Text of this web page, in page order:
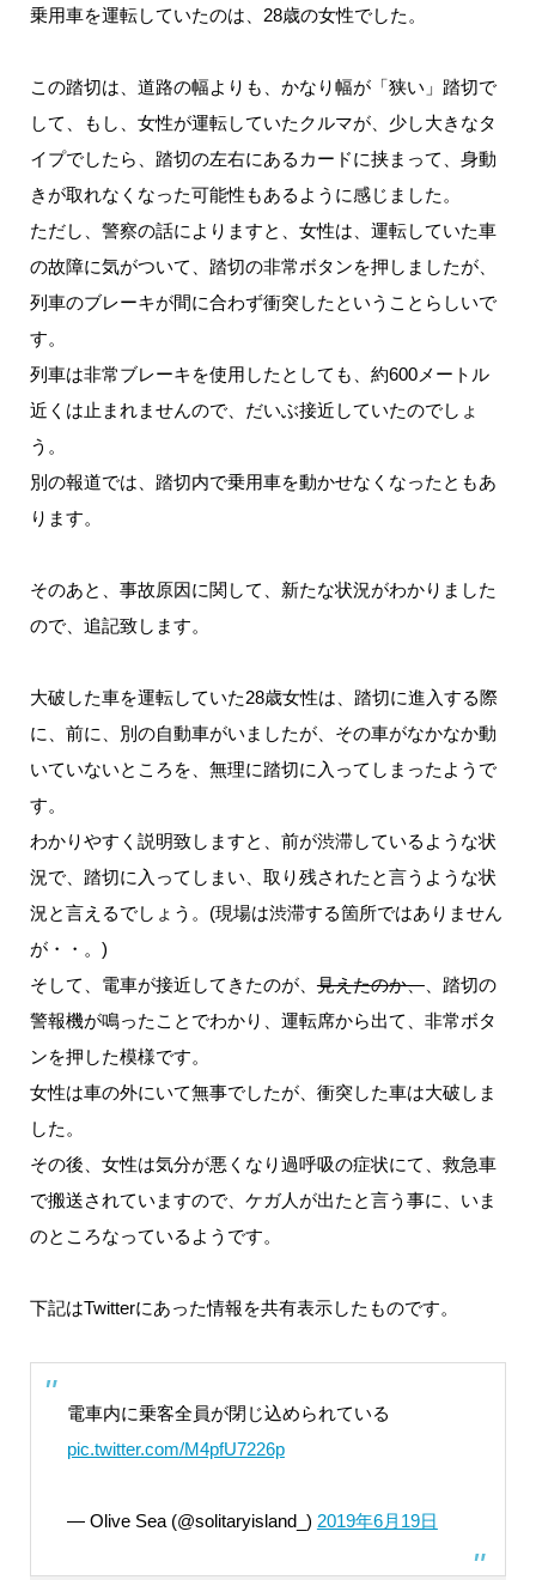
乗用車を運転していたのは、28歳の女性でした。
この踏切は、道路の幅よりも、かなり幅が「狭い」踏切で
して、もし、女性が運転していたクルマが、少し大きなタ
イプでしたら、踏切の左右にあるカードに挟まって、身動
きが取れなくなった可能性もあるように感じました。
ただし、警察の話によりますと、女性は、運転していた車
の故障に気がついて、踏切の非常ボタンを押しましたが、
列車のブレーキが間に合わず衝突したということらしいで
す。
列車は非常ブレーキを使用したとしても、約600メートル
近くは止まれませんので、だいぶ接近していたのでしょ
う。
別の報道では、踏切内で乗用車を動かせなくなったともあ
ります。
そのあと、事故原因に関して、新たな状況がわかりました
ので、追記致します。
大破した車を運転していた28歳女性は、踏切に進入する際
に、前に、別の自動車がいましたが、その車がなかなか動
いていないところを、無理に踏切に入ってしまったようで
す。
わかりやすく説明致しますと、前が渋滞しているような状
況で、踏切に入ってしまい、取り残されたと言うような状
況と言えるでしょう。(現場は渋滞する箇所ではありません
が・・。)
そして、電車が接近してきたのが、見えたのか、、踏切の
警報機が鳴ったことでわかり、運転席から出て、非常ボタ
ンを押した模様です。
女性は車の外にいて無事でしたが、衝突した車は大破しま
した。
その後、女性は気分が悪くなり過呼吸の症状にて、救急車
で搬送されていますので、ケガ人が出たと言う事に、いま
のところなっているようです。
下記はTwitterにあった情報を共有表示したものです。
電車内に乗客全員が閉じ込められている
pic.twitter.com/M4pfU7226p
— Olive Sea (@solitaryisland_) 2019年6月19日